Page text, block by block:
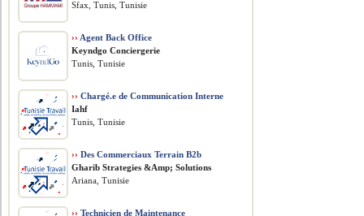
Sfax, Tunis, Tunisie
›› Agent Back Office
Keyndgo Conciergerie
Tunis, Tunisie
›› Chargé.e de Communication Interne
Iahf
Tunis, Tunisie
›› Des Commerciaux Terrain B2b
Gharib Strategies &Amp; Solutions
Ariana, Tunisie
›› Technicien de Maintenance